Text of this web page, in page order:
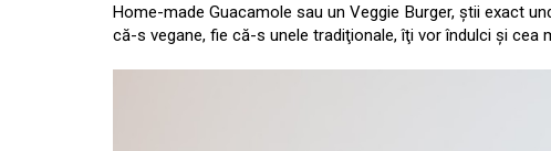
Home-made Guacamole sau un Veggie Burger, ştii exact
că-s vegane, fie că-s unele tradiţionale, îţi vor îndulci şi cea